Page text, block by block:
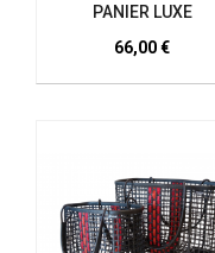
PANIER LUXE
66,00 €